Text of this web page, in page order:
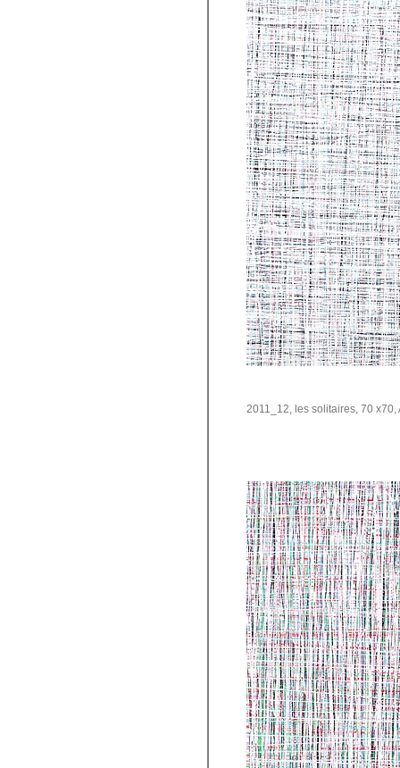
2011_12, les solitaires, 70